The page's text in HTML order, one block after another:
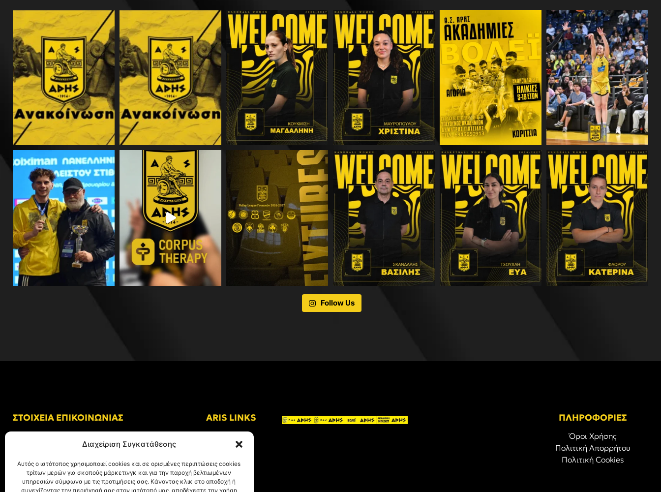
Διαχείριση Συγκατάθεσης
Αυτός ο ιστότοπος χρησιμοποιεί cookies και σε ορισμένες περιπτώσεις cookies
τρίτων μερών για σκοπούς μάρκετινγκ και για την παροχή βελτιωμένων
υπηρεσιών σύμφωνα με τις προτιμήσεις σας. Κάνοντας κλικ στο αποδοχή ή
συνεχίζοντας την περιήγησή σας στον ιστότοπό μας, αποδέχεστε την χρήση
Follow Us
ΣΤΟΙΧΕΙΑ ΕΠΙΚΟΙΝΩΝΙΑΣ
Αλκμήνης 69, Χαριλάου
Τ.Κ. 54249 Θεσσαλονίκη
Tηλ. Επικοινωνίας: +30 (2310) 305 402
ARIS LINKS ΠΛΗΡΟΦΟΡΙΕΣ
Όροι Χρήσης
Πολιτική Απορρήτου
Πολιτική Cookies